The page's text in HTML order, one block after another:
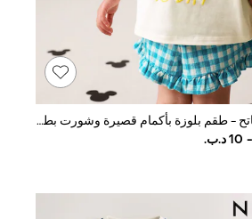
أبيض بيج فاتح - طقم بلوزة بأكمام قصيرة وشورت بطبعة Minnie و Mickey من Disney (3أشهر-7سنوات)